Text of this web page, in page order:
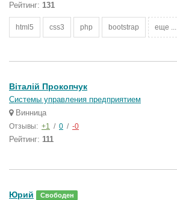
Рейтинг: 131
html5 css3 php bootstrap еще ...
Віталій Прокопчук
Системы управления предприятием
Винница
Отзывы: +1 / 0 / -0
Рейтинг: 111
Юрий Свободен